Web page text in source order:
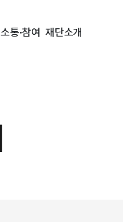
소통·참여 재단소개